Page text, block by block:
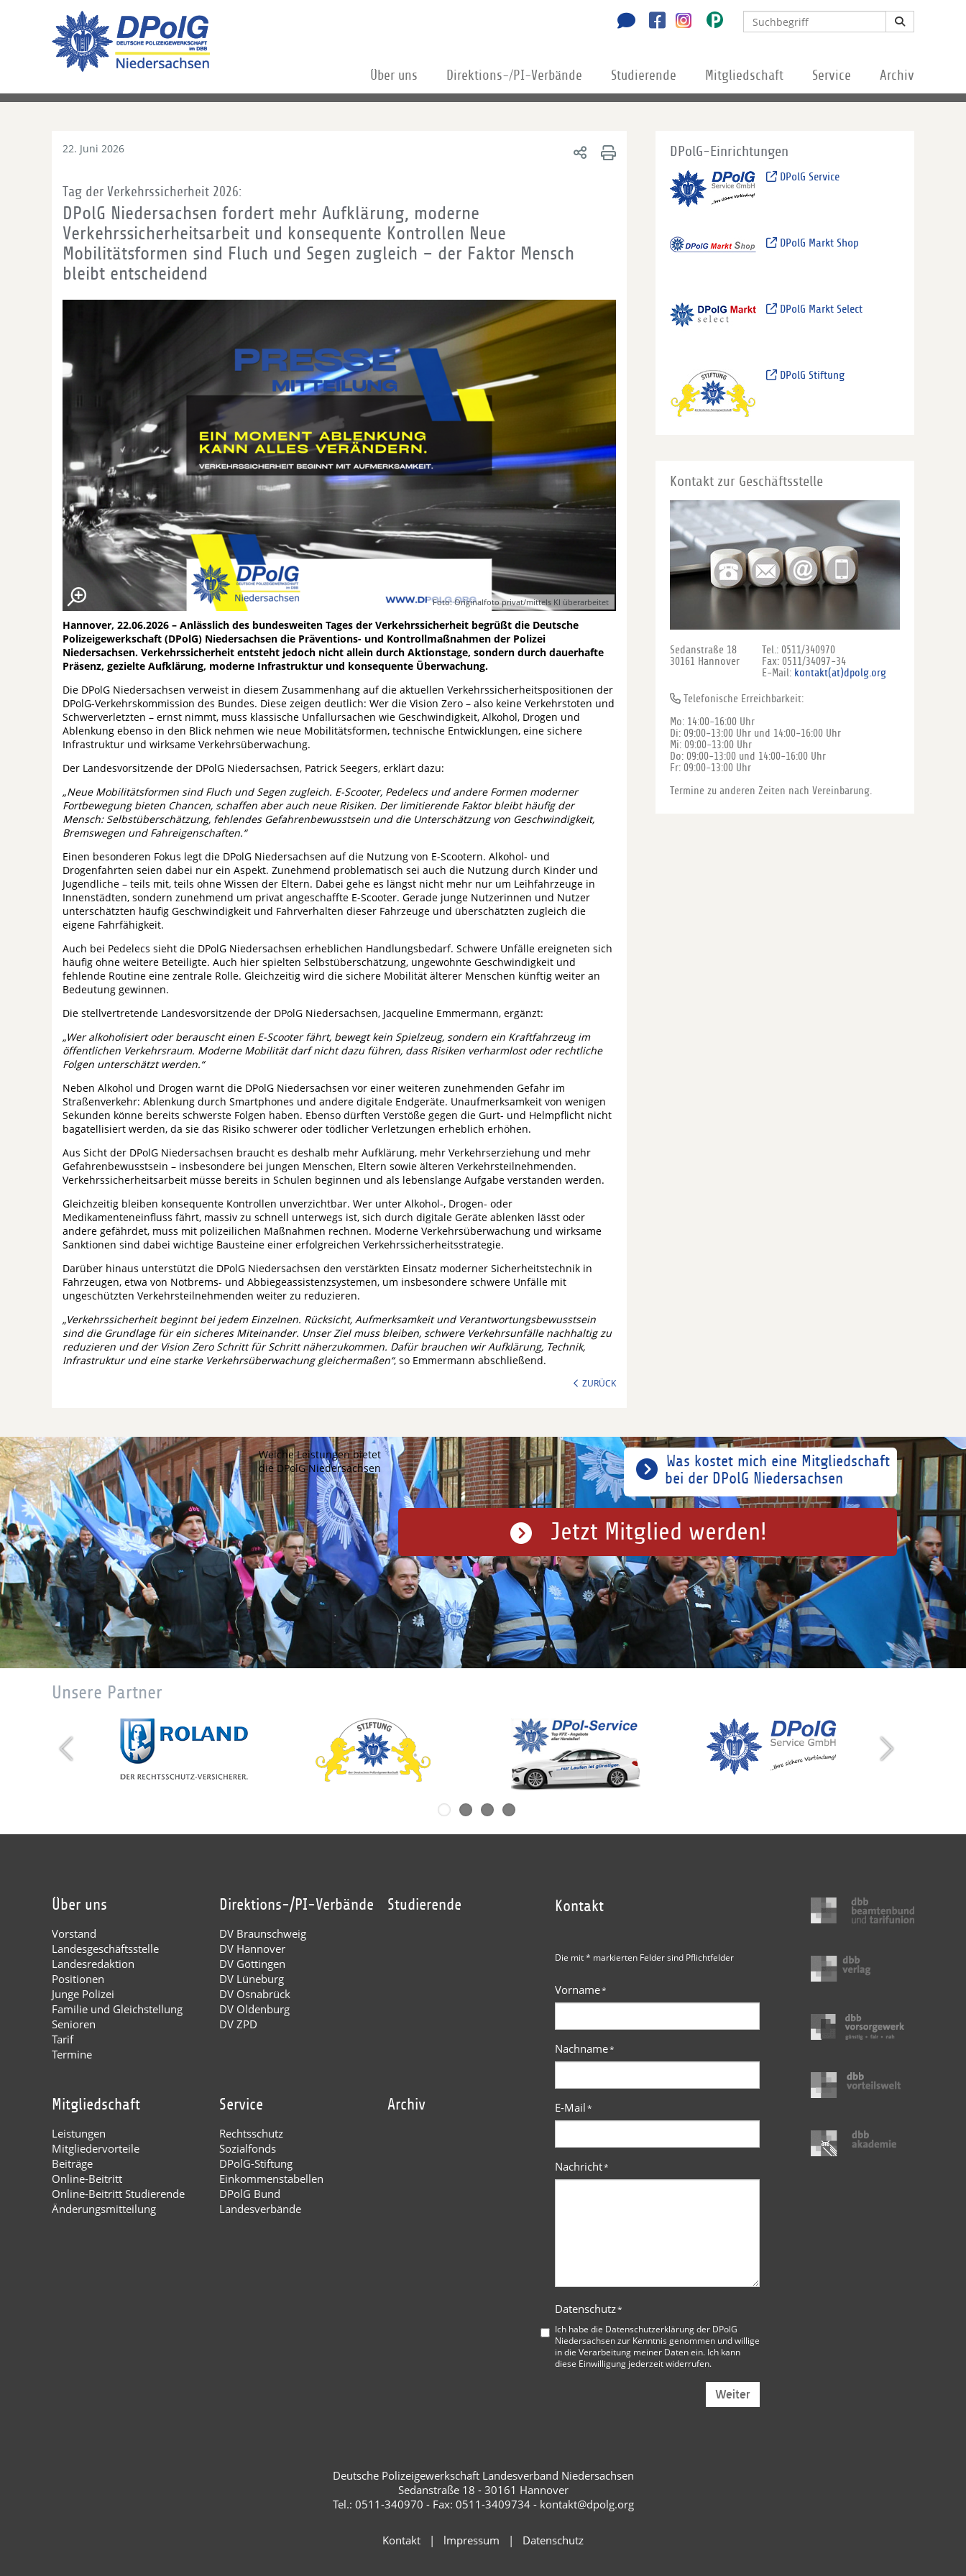
Über uns Direktions-/PI-Verbände Studierende Mitgliedschaft Service Archiv
22. Juni 2026
Tag der Verkehrssicherheit 2026:
DPolG Niedersachsen fordert mehr Aufklärung, moderne
Verkehrssicherheitsarbeit und konsequente Kontrollen Neue
Mobilitätsformen sind Fluch und Segen zugleich – der Faktor Mensch
bleibt entscheidend
Foto: Originalfoto privat/mittels KI überarbeitet
Hannover, 22.06.2026 – Anlässlich des bundesweiten Tages der Verkehrssicherheit begrüßt die Deutsche
Polizeigewerkschaft (DPolG) Niedersachsen die Präventions- und Kontrollmaßnahmen der Polizei
Niedersachsen. Verkehrssicherheit entsteht jedoch nicht allein durch Aktionstage, sondern durch dauerhafte
Präsenz, gezielte Aufklärung, moderne Infrastruktur und konsequente Überwachung.
Die DPolG Niedersachsen verweist in diesem Zusammenhang auf die aktuellen Verkehrssicherheitspositionen der
DPolG-Verkehrskommission des Bundes. Diese zeigen deutlich: Wer die Vision Zero – also keine Verkehrstoten und
Schwerverletzten – ernst nimmt, muss klassische Unfallursachen wie Geschwindigkeit, Alkohol, Drogen und
Ablenkung ebenso in den Blick nehmen wie neue Mobilitätsformen, technische Entwicklungen, eine sichere
Infrastruktur und wirksame Verkehrsüberwachung.
Der Landesvorsitzende der DPolG Niedersachsen, Patrick Seegers, erklärt dazu:
„Neue Mobilitätsformen sind Fluch und Segen zugleich. E-Scooter, Pedelecs und andere Formen moderner
Fortbewegung bieten Chancen, schaffen aber auch neue Risiken. Der limitierende Faktor bleibt häufig der
Mensch: Selbstüberschätzung, fehlendes Gefahrenbewusstsein und die Unterschätzung von Geschwindigkeit,
Bremswegen und Fahreigenschaften.“
Einen besonderen Fokus legt die DPolG Niedersachsen auf die Nutzung von E-Scootern. Alkohol- und
Drogenfahrten seien dabei nur ein Aspekt. Zunehmend problematisch sei auch die Nutzung durch Kinder und
Jugendliche – teils mit, teils ohne Wissen der Eltern. Dabei gehe es längst nicht mehr nur um Leihfahrzeuge in
Innenstädten, sondern zunehmend um privat angeschaffte E-Scooter. Gerade junge Nutzerinnen und Nutzer
unterschätzten häufig Geschwindigkeit und Fahrverhalten dieser Fahrzeuge und überschätzten zugleich die
eigene Fahrfähigkeit.
Auch bei Pedelecs sieht die DPolG Niedersachsen erheblichen Handlungsbedarf. Schwere Unfälle ereigneten sich
häufig ohne weitere Beteiligte. Auch hier spielten Selbstüberschätzung, ungewohnte Geschwindigkeit und
fehlende Routine eine zentrale Rolle. Gleichzeitig wird die sichere Mobilität älterer Menschen künftig weiter an
Bedeutung gewinnen.
Die stellvertretende Landesvorsitzende der DPolG Niedersachsen, Jacqueline Emmermann, ergänzt:
„Wer alkoholisiert oder berauscht einen E-Scooter fährt, bewegt kein Spielzeug, sondern ein Kraftfahrzeug im
öffentlichen Verkehrsraum. Moderne Mobilität darf nicht dazu führen, dass Risiken verharmlost oder rechtliche
Folgen unterschätzt werden.“
Neben Alkohol und Drogen warnt die DPolG Niedersachsen vor einer weiteren zunehmenden Gefahr im
Straßenverkehr: Ablenkung durch Smartphones und andere digitale Endgeräte. Unaufmerksamkeit von wenigen
Sekunden könne bereits schwerste Folgen haben. Ebenso dürften Verstöße gegen die Gurt- und Helmpflicht nicht
bagatellisiert werden, da sie das Risiko schwerer oder tödlicher Verletzungen erheblich erhöhen.
Aus Sicht der DPolG Niedersachsen braucht es deshalb mehr Aufklärung, mehr Verkehrserziehung und mehr
Gefahrenbewusstsein – insbesondere bei jungen Menschen, Eltern sowie älteren Verkehrsteilnehmenden.
Verkehrssicherheitsarbeit müsse bereits in Schulen beginnen und als lebenslange Aufgabe verstanden werden.
Gleichzeitig bleiben konsequente Kontrollen unverzichtbar. Wer unter Alkohol-, Drogen- oder
Medikamenteneinfluss fährt, massiv zu schnell unterwegs ist, sich durch digitale Geräte ablenken lässt oder
andere gefährdet, muss mit polizeilichen Maßnahmen rechnen. Moderne Verkehrsüberwachung und wirksame
Sanktionen sind dabei wichtige Bausteine einer erfolgreichen Verkehrssicherheitsstrategie.
Darüber hinaus unterstützt die DPolG Niedersachsen den verstärkten Einsatz moderner Sicherheitstechnik in
Fahrzeugen, etwa von Notbrems- und Abbiegeassistenzsystemen, um insbesondere schwere Unfälle mit
ungeschützten Verkehrsteilnehmenden weiter zu reduzieren.
„Verkehrssicherheit beginnt bei jedem Einzelnen. Rücksicht, Aufmerksamkeit und Verantwortungsbewusstsein
sind die Grundlage für ein sicheres Miteinander. Unser Ziel muss bleiben, schwere Verkehrsunfälle nachhaltig zu
reduzieren und der Vision Zero Schritt für Schritt näherzukommen. Dafür brauchen wir Aufklärung, Technik,
Infrastruktur und eine starke Verkehrsüberwachung gleichermaßen“, so Emmermann abschließend.
ZURÜCK
DPolG-Einrichtungen
DPolG Service
DPolG Markt Shop
DPolG Markt Select
DPolG Stiftung
Kontakt zur Geschäftsstelle
Sedanstraße 18
30161 Hannover
Tel.: 0511/340970
Fax: 0511/34097-34
E-Mail: kontakt(at)dpolg.org
Telefonische Erreichbarkeit:
Mo: 14:00-16:00 Uhr
Di: 09:00-13:00 Uhr und 14:00-16:00 Uhr
Mi: 09:00-13:00 Uhr
Do: 09:00-13:00 und 14:00-16:00 Uhr
Fr: 09:00-13:00 Uhr
Termine zu anderen Zeiten nach Vereinbarung.
Was kostet mich eine Mitgliedschaft
bei der DPolG Niedersachsen
Welche Leistungen bietet
die DPolG Niedersachsen
Jetzt Mitglied werden!
Unsere Partner
Über uns
Vorstand
Landesgeschäftsstelle
Landesredaktion
Positionen
Junge Polizei
Familie und Gleichstellung
Senioren
Tarif
Termine
Direktions-/PI-Verbände
DV Braunschweig
DV Hannover
DV Göttingen
DV Lüneburg
DV Osnabrück
DV Oldenburg
DV ZPD
Studierende
Mitgliedschaft
Leistungen
Mitgliedervorteile
Beiträge
Online-Beitritt
Online-Beitritt Studierende
Änderungsmitteilung
Service
Rechtsschutz
Sozialfonds
DPolG-Stiftung
Einkommenstabellen
DPolG Bund
Landesverbände
Archiv
Kontakt
Die mit * markierten Felder sind Pflichtfelder
Vorname*
Nachname*
E-Mail*
Nachricht*
Datenschutz*
Ich habe die Datenschutzerklärung der DPolG
Niedersachsenzur Kenntnis genommen und willige
in die Verarbeitung meiner Daten ein. Ich kann
diese Einwilligung jederzeit widerrufen.
Weiter
Deutsche Polizeigewerkschaft Landesverband Niedersachsen
Sedanstraße 18 - 30161 Hannover
Tel.: 0511-340970 - Fax: 0511-3409734 - kontakt@dpolg.org
Kontakt lmpressum Datenschutz